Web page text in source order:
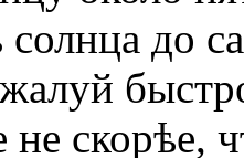
до
не скорѣе,